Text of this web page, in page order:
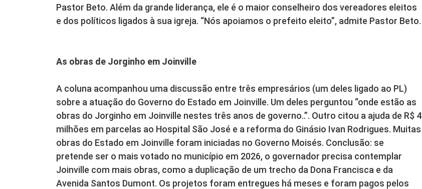
Pastor Beto. Além da grande liderança, ele é o maior conselheiro dos vereadores eleitos
e dos políticos ligados à sua igreja. “Nós apoiamos o prefeito eleito”, admite Pastor Beto.
As obras de Jorginho em Joinville
A coluna acompanhou uma discussão entre três empresários (um deles ligado ao PL)
sobre a atuação do Governo do Estado em Joinville. Um deles perguntou “onde estão as
obras do Jorginho em Joinville nestes três anos de governo..”. Outro citou a ajuda de R$ 4
milhões em parcelas ao Hospital São José e a reforma do Ginásio Ivan Rodrigues. Muitas
obras do Estado em Joinville foram iniciadas no Governo Moisés. Conclusão: se
pretende ser o mais votado no município em 2026, o governador precisa contemplar
Joinville com mais obras, como a duplicação de um trecho da Dona Francisca e da
Avenida Santos Dumont. Os projetos foram entregues há meses e foram pagos pelos